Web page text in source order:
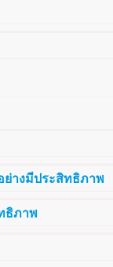
ย่างมีประสิทธิภาพ
ธิภาพ